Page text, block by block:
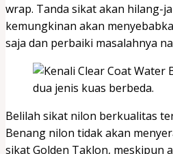
wrap. Tanda sikat akan hilang-
kemungkinan akan
saja dan perbaiki masalahnya
dua jenis kuas berbeda.
Belilah sikat nilon berkualitas
Benang nilon tidak akan
sikat Golden Taklon, meskipun